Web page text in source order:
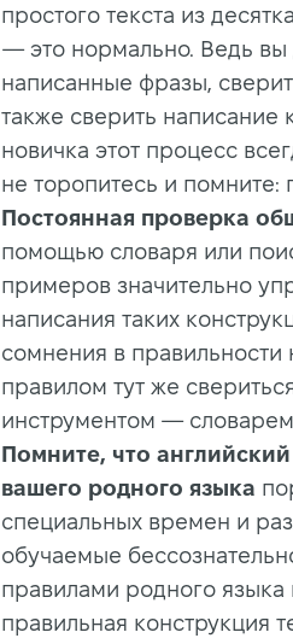
простого текста из
— это нормально. Ведь вы
написанные фразы,
также сверить написание
новичка этот процесс
не торопитесь и помните:
Постоянная проверка
помощью словаря или
примеров значительно
написания таких
сомнения в правильности
правилом тут же
инструментом —
Помните, что
вашего родного языка
специальных времен и
обучаемые
правилами родного языка
правильная конструкция